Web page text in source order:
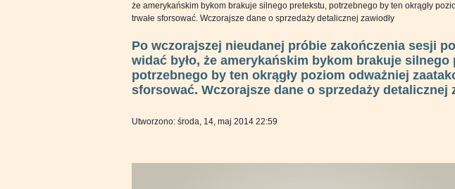
że amerykańskim bykom brakuje silnego pretekstu, potrzebnego by ten okrągły
trwałe sforsować. Wczorajsze dane o sprzedaży detalicznej zawiodły
Po wczorajszej nieudanej próbie zakończenia sesji
widać było, że amerykańskim bykom brakuje silnego
potrzebnego by ten okrągły poziom odważniej
sforsować. Wczorajsze dane o sprzedaży detalicznej
Utworzono: środa, 14, maj 2014 22:59